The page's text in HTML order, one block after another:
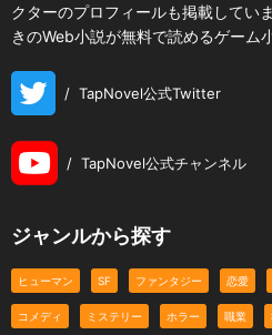
クターのプロフィールも掲載してい
きのWeb小説が無料で読めるゲーム
/ TapNovel公式Twitter
/ TapNovel公式チャンネル
ジャンルから探す
ヒューマン SF ファンタジー 恋愛
コメディ ミステリー ホラー 職業